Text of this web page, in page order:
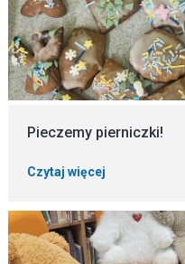
Pieczemy pierniczki!
Czytaj więcej